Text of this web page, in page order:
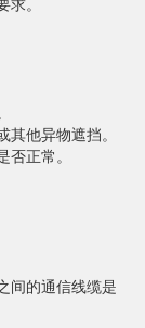
他异物遮挡。
正常。
间的通信线缆是